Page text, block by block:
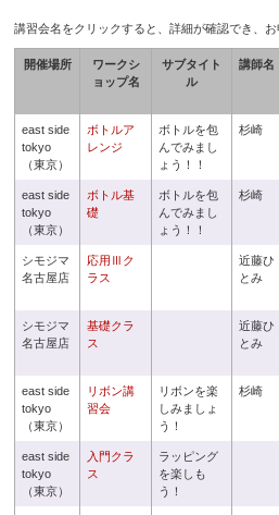
講習会名をクリックすると、詳細が確認でき、お
開催場所
ワークシ
ョップ名
サブタイト
ル
講師名
east side
tokyo
（東京）
ボトルア
レンジ
ボトルを包
んでみまし
ょう！！
杉崎
east side
tokyo
（東京）
ボトル基
礎
ボトルを包
んでみまし
ょう！！
杉崎
シモジマ
名古屋店
応用Ⅲク
ラス
近藤ひ
とみ
シモジマ
名古屋店
基礎クラ
ス
近藤ひ
とみ
east side
tokyo
（東京）
リボン講
習会
リボンを楽
しみましょ
う！
杉崎
east side
tokyo
（東京）
入門クラ
ス
ラッピング
を楽しも
う！